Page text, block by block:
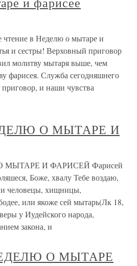
чтение в Неделю о мытаре и
и сестры! Верховный приговор
молитву мытаря выше, чем
фарисея. Служба сегодняшнего
приговор, и наши чувства
О МЫТАРЕ И
И ФАРИСЕЙ Фарисей
Боже, хвалу Тебе воздаю,
человецы, хищницы,
или якоже сей мытарь(Лк 18,
у Иудейского народа,
закона, и
О МЫТАРЕ